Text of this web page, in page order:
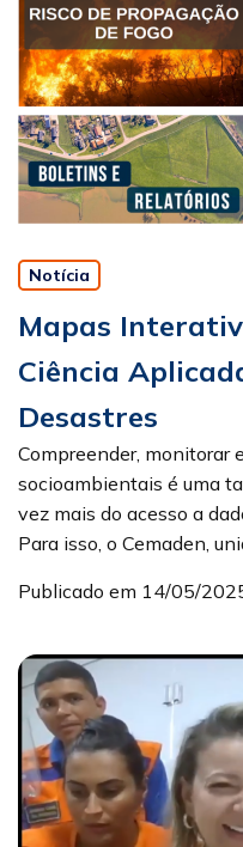
Notícia
Mapas
Ciência
Desastres
Compreender, monitorar
socioambientais é uma
vez mais do acesso a
Para isso, o Cemaden,
Publicado em 14/05/